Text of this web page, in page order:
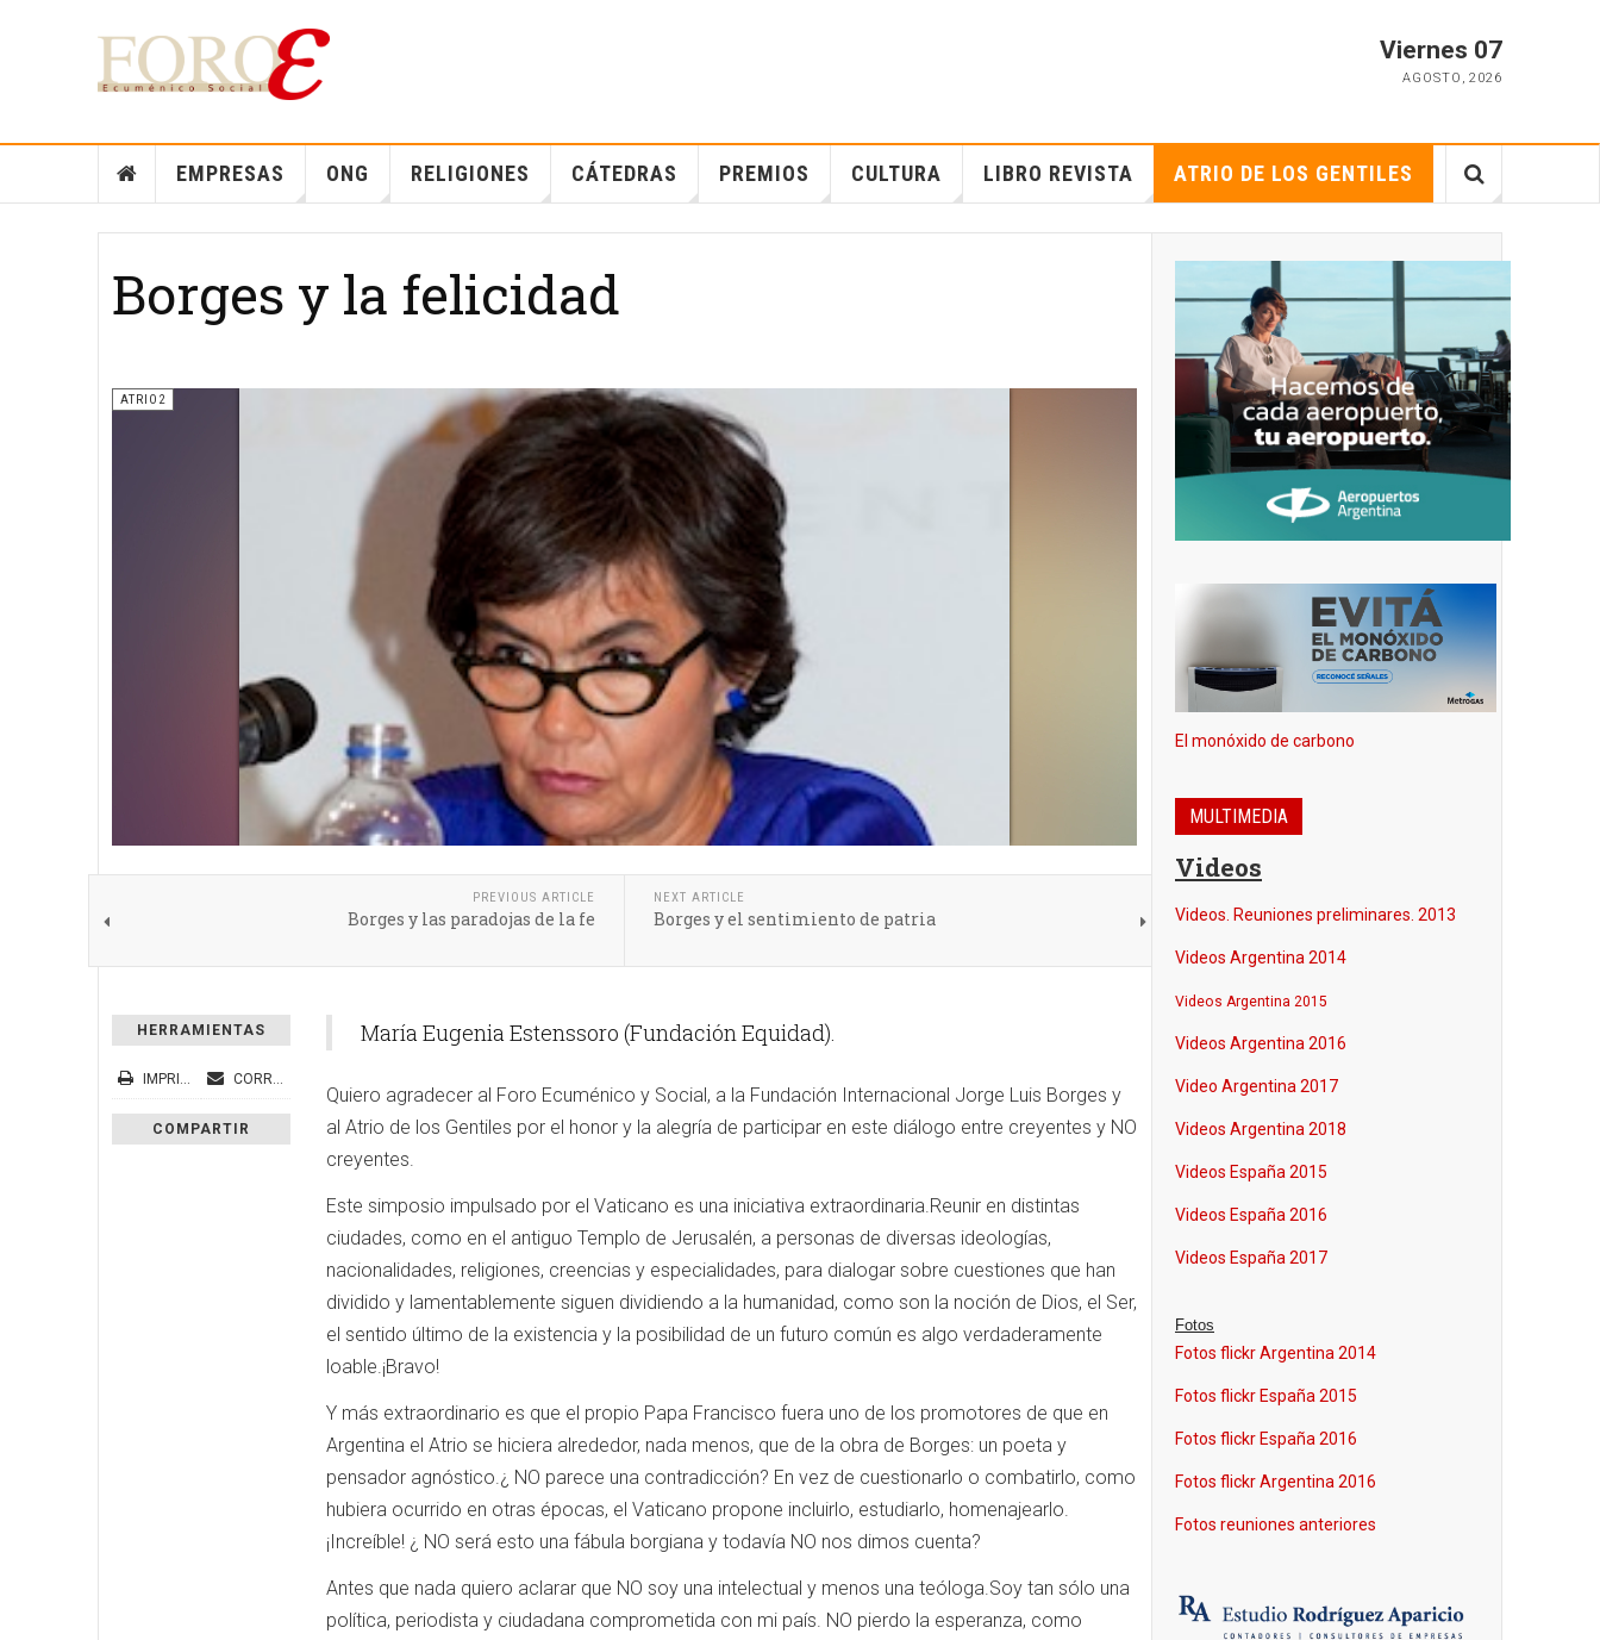
Viernes 07
AGOSTO , 2026
EMPRESAS ONG RELIGIONES CÁTEDRAS PREMIOS CULTURA LIBRO REVISTA ATRIO DE LOS GENTILES
Borges y la felicidad
ATRIO2
PREVIOUS ARTICLE
Borges y las paradojas de la fe
NEXT ARTICLE
Borges y el sentimiento de patria
HERRAMIENTAS
IMPRIMIR CORREO ELECTRÓNICO
COMPARTIR
María Eugenia Estenssoro (Fundación Equidad).
Quiero agradecer al Foro Ecuménico y Social, a la Fundación Internacional Jorge Luis Borges y
al Atrio de los Gentiles por el honor y la alegría de participar en este diálogo entre creyentes y NO
creyentes.
Este simposio impulsado por el Vaticano es una iniciativa extraordinaria.Reunir en distintas
ciudades, como en el antiguo Templo de Jerusalén, a personas de diversas ideologías,
nacionalidades, religiones, creencias y especialidades, para dialogar sobre cuestiones que han
dividido y lamentablemente siguen dividiendo a la humanidad, como son la noción de Dios, el Ser,
el sentido último de la existencia y la posibilidad de un futuro común es algo verdaderamente
loable.¡Bravo!
Y más extraordinario es que el propio Papa Francisco fuera uno de los promotores de que en
Argentina el Atrio se hiciera alrededor, nada menos, que de la obra de Borges: un poeta y
pensador agnóstico.¿ NO parece una contradicción? En vez de cuestionarlo o combatirlo, como
hubiera ocurrido en otras épocas, el Vaticano propone incluirlo, estudiarlo, homenajearlo.
¡Increíble! ¿ NO será esto una fábula borgiana y todavía NO nos dimos cuenta?
Antes que nada quiero aclarar que NO soy una intelectual y menos una teóloga.Soy tan sólo una
política, periodista y ciudadana comprometida con mi país. NO pierdo la esperanza, como
El monóxido de carbono
MULTIMEDIA
Videos
Videos. Reuniones preliminares. 2013
Videos Argentina 2014
Videos Argentina 2015
Videos Argentina 2016
Video Argentina 2017
Videos Argentina 2018
Videos España 2015
Videos España 2016
Videos España 2017
Fotos
Fotos flickr Argentina 2014
Fotos flickr España 2015
Fotos flickr España 2016
Fotos flickr Argentina 2016
Fotos reuniones anteriores